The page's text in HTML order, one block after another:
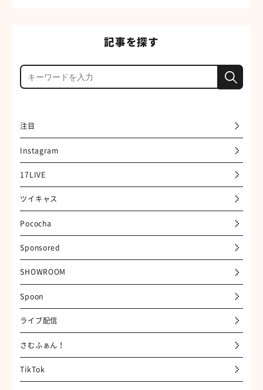
記事を探す
注目
Instagram
17LIVE
ツイキャス
Pococha
Sponsored
SHOWROOM
Spoon
ライブ配信
さむふぁん！
TikTok